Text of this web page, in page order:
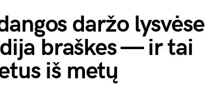
daržo lysvėse
braškes — ir tai
iš metų